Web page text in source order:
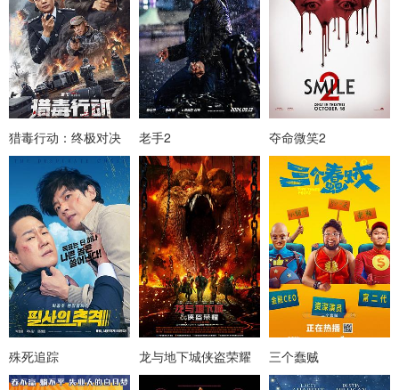
猎毒行动：终极对决 老手2 夺命微笑2
殊死追踪 龙与地下城侠盗荣耀 三个蠢贼